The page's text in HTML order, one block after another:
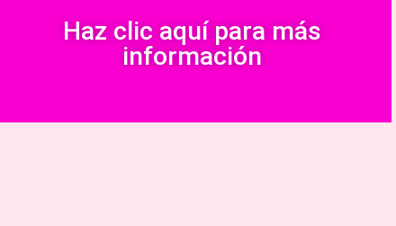
Haz clic aquí para más
información